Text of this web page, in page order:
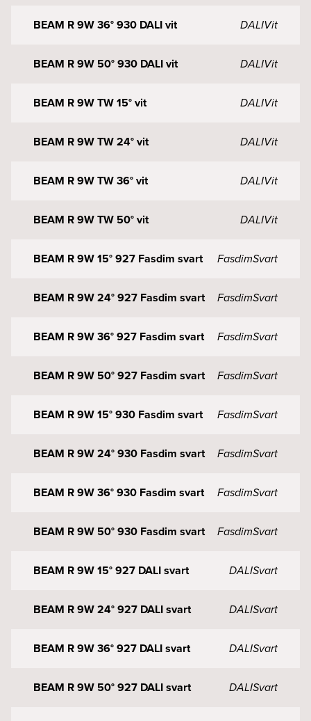
BEAM R 9W 36° 930 DALI vit DALIVit
BEAM R 9W 50° 930 DALI vit DALIVit
BEAM R 9W TW 15° vit DALIVit
BEAM R 9W TW 24° vit DALIVit
BEAM R 9W TW 36° vit DALIVit
BEAM R 9W TW 50° vit DALIVit
BEAM R 9W 15° 927 Fasdim svart FasdimSvart
BEAM R 9W 24° 927 Fasdim svart FasdimSvart
BEAM R 9W 36° 927 Fasdim svart FasdimSvart
BEAM R 9W 50° 927 Fasdim svart FasdimSvart
BEAM R 9W 15° 930 Fasdim svart FasdimSvart
BEAM R 9W 24° 930 Fasdim svart FasdimSvart
BEAM R 9W 36° 930 Fasdim svart FasdimSvart
BEAM R 9W 50° 930 Fasdim svart FasdimSvart
BEAM R 9W 15° 927 DALI svart DALISvart
BEAM R 9W 24° 927 DALI svart DALISvart
BEAM R 9W 36° 927 DALI svart DALISvart
BEAM R 9W 50° 927 DALI svart DALISvart